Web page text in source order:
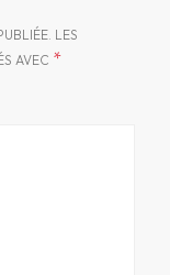
LES
AVEC *